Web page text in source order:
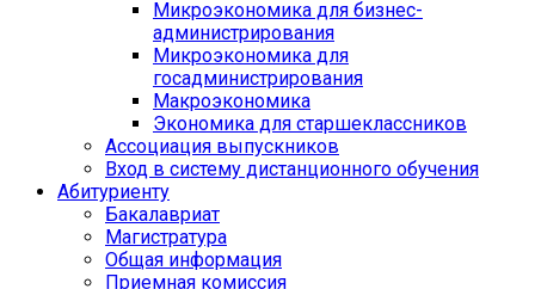
Микроэкономика для бизнес-
администрирования
Микроэкономика для
госадминистрирования
Макроэкономика
Экономика для старшеклассников
Ассоциация выпускников
Вход в систему дистанционного обучения
Абитуриенту
Бакалавриат
Магистратура
Общая информация
Приемная комиссия